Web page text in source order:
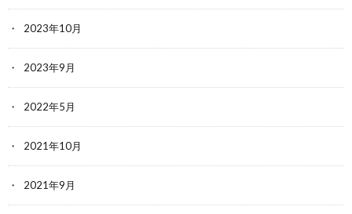
2023年10月
2023年9月
2022年5月
2021年10月
2021年9月